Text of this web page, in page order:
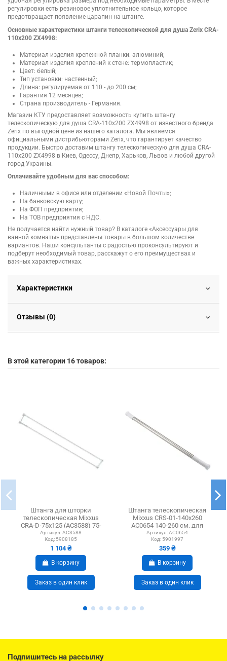
регулировки есть резиновое уплотнительное кольцо, которое
предотвращает появление царапин на штанге.
Основные характеристики штанги телескопической для душа Zerix CRA-
110x200 ZX4998:
Материал изделия крепежной планки: алюминий;
Материал изделия креплений к стене: термопластик;
Цвет: белый;
Тип установки: настенный;
Длина: регулируемая от 110 - до 200 см;
Гарантия 12 месяцев;
Страна производитель - Германия.
Магазин КТУ предоставляет возможность купить штангу
телескопическую для душа CRA-110x200 ZX4998 от известного бренда
Zerix по выгодной цене из нашего каталога. Мы являемся
официальными дистрибьюторами Zerix, что гарантирует качество
продукции. Быстро доставим штангу телескопическую для душа CRA-
110x200 ZX4998 в Киев, Одессу, Днепр, Харьков, Львов и любой другой
город Украины.
Оплачивайте удобным для вас способом:
Наличными в офисе или отделении «Новой Почты»;
На банковскую карту;
На ФОП предприятия;
На ТОВ предприятия с НДС.
Не получается найти нужный товар? В каталоге «Аксессуары для
ванной комнаты» представлены товары в большом количестве
вариантов. Наши консультанты с радостью проконсультируют и
подберут необходимый товар, расскажут о его преимуществах и
важных характеристиках.
Характеристики
Отзывы (0)
В этой категории 16 товаров:
Штанга для шторки
телескопическая Mixxus
CRA-D-75x125 (AC3588) 75-
125 см, с держателем...
Артикул:AC3588
Код: 5908185
1 104 ₴
В корзину
Заказ в один клик
Штанга телескопическая
Mixxus CRS-01-140x260
AC0654 140-260 см, для
шторки, нержавеющая...
Артикул:AC0654
Код: 5901997
359 ₴
В корзину
Заказ в один клик
Подпишитесь на рассылку